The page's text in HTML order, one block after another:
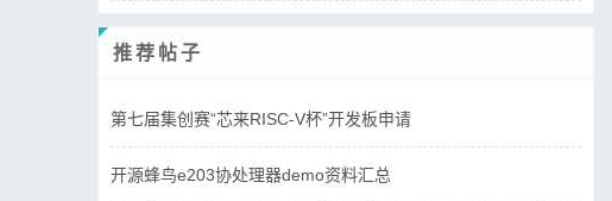
推荐帖子
第七届集创赛“芯来RISC-V杯”开发板申请
开源蜂鸟e203协处理器demo资料汇总